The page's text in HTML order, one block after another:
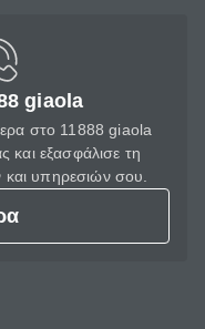
giaola
στο 11888 giaola
και εξασφάλισε τη
υπηρεσιών σου.